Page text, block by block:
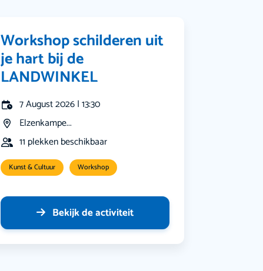
Workshop schilderen uit
je hart bij de
LANDWINKEL
7 August 2026 | 13:30
Elzenkampe...
11 plekken beschikbaar
Kunst & Cultuur Workshop
Bekijk de activiteit